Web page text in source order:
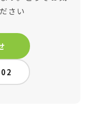
さい